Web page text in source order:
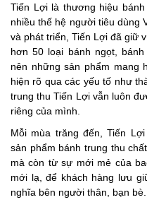
Tiến Lợi là thương hiệu
nhiều thế hệ người tiêu dùng
và phát triển, Tiến Lợi đã giữ
hơn 50 loại bánh ngọt,
nên những sản phẩm mang
hiện rõ qua các yếu tố như
trung thu Tiến Lợi vẫn luôn
riêng của mình.
Mỗi mùa trăng đến, Tiến
sản phẩm bánh trung thu
mà còn từ sự mới mẻ của
mới lạ, để khách hàng lưu
nghĩa bên người thân, bạn bè.